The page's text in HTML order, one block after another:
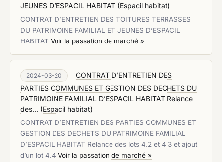
JEUNES D’ESPACIL HABITAT (Espacil habitat)
CONTRAT D’ENTRETIEN DES TOITURES TERRASSES
DU PATRIMOINE FAMILIAL ET JEUNES D’ESPACIL
HABITAT Voir la passation de marché »
2024-03-20
CONTRAT D’ENTRETIEN DES
PARTIES COMMUNES ET GESTION DES DECHETS DU
PATRIMOINE FAMILIAL D’ESPACIL HABITAT Relance
des... (Espacil habitat)
CONTRAT D’ENTRETIEN DES PARTIES COMMUNES ET
GESTION DES DECHETS DU PATRIMOINE FAMILIAL
D’ESPACIL HABITAT Relance des lots 4.2 et 4.3 et ajout
d’un lot 4.4 Voir la passation de marché »